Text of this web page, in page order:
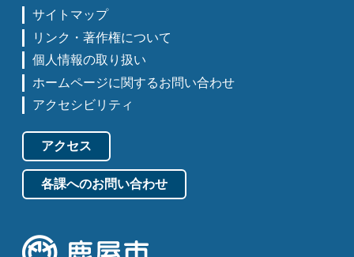
サイトマップ
リンク・著作権について
個人情報の取り扱い
ホームページに関するお問い合わせ
アクセシビリティ
アクセス
各課へのお問い合わせ